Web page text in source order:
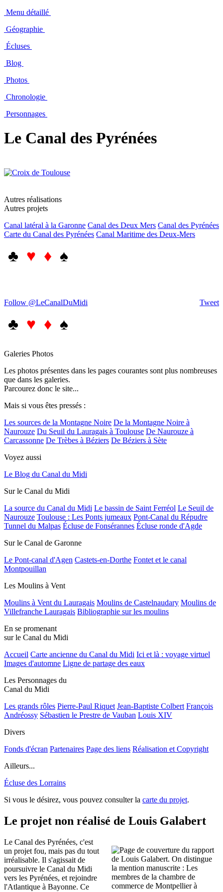
Menu détaillé
Géographie
Écluses
Blog
Photos
Chronologie
Personnages
Le Canal des Pyrénées
Autres réalisations
Autres projets
Canal latéral à la Garonne Canal des Deux Mers Canal des Pyrénées
Carte du Canal des Pyrénées Canal Maritime des Deux-Mers
♣ ♥ ♦ ♠
Tweet
Follow @LeCanalDuMidi
♣ ♥ ♦ ♠
Galeries Photos
Les photos présentes dans les pages courantes sont plus nombreuses
que dans les galeries.
Parcourez donc le site...
Mais si vous êtes pressés :
Les sources de la Montagne Noire De la Montagne Noire à
Naurouze Du Seuil du Lauragais à Toulouse De Naurouze à
Carcassonne De Trèbes à Béziers De Béziers à Sète
Voyez aussi
Le Blog du Canal du Midi
Sur le Canal du Midi
La source du Canal du Midi Le bassin de Saint Ferréol Le Seuil de
Naurouze Toulouse : Les Ponts jumeaux Pont-Canal du Répudre
Tunnel du Malpas Écluse de Fonsérannes Écluse ronde d'Agde
Sur le Canal de Garonne
Le Pont-canal d'Agen Castets-en-Dorthe Fontet et le canal
Montpouillan
Les Moulins à Vent
Moulins à Vent du Lauragais Moulins de Castelnaudary Moulins de
Villefranche Lauragais Bibliographie sur les moulins
En se promenant
sur le Canal du Midi
Accueil Carte ancienne du Canal du Midi Ici et là : voyage virtuel
Images d'automne Ligne de partage des eaux
Les Personnages du
Canal du Midi
Les grands rôles Pierre-Paul Riquet Jean-Baptiste Colbert François
Andréossy Sébastien le Prestre de Vauban Louis XIV
Divers
Fonds d'écran Partenaires Page des liens Réalisation et Copyright
Ailleurs...
Écluse des Lorrains
Si vous le désirez, vous pouvez consulter la carte du projet.
Le projet non réalisé de Louis Galabert
Le Canal des Pyrénées, c'est
un projet fou, mais pas du tout
irréalisable. Il s'agissait de
poursuivre le Canal du Midi
vers les Pyrénées, et rejoindre
l'Atlantique à Bayonne. Ce